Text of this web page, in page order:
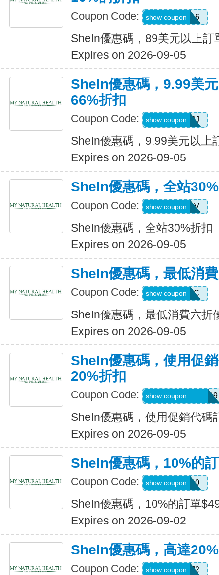
Coupon Code: febnb16
show coupon
SheIn優惠碼，89美元以上訂
Expires on 2026-09-05
SheIn優惠碼，9.99美
66%折扣
Coupon Code: VJTWP3J
show coupon
SheIn優惠碼，9.99美元以上
Expires on 2026-09-05
SheIn優惠碼，全站
Coupon Code: W2CB88V
show coupon
SheIn優惠碼，全站30%折扣
Expires on 2026-09-05
SheIn優惠碼，最低消
Coupon Code: MTFK4CC
show coupon
SheIn優惠碼，最低消費六折
Expires on 2026-09-05
SheIn優惠碼，使用促
20%折扣
Coupon Code: FRF4saidanais319
show coupon
SheIn優惠碼，使用促銷代碼
Expires on 2026-09-05
SheIn優惠碼，10%的
Coupon Code: 14DAY10
show coupon
SheIn優惠碼，10%的訂單
Expires on 2026-09-02
SheIn優惠碼，高達
Coupon Code: US24J2
show coupon